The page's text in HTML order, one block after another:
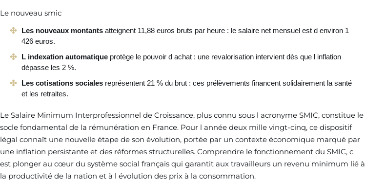
Le nouveau smic
Les nouveaux montants atteignent 11,88 euros bruts par heure : le salaire net mensuel est d environ 1
426 euros.
L indexation automatique protège le pouvoir d achat : une revalorisation intervient dès que l inflation
dépasse les 2 %.
Les cotisations sociales représentent 21 % du brut : ces prélèvements financent solidairement la santé
et les retraites.
Le Salaire Minimum Interprofessionnel de Croissance, plus connu sous l acronyme SMIC, constitue le
socle fondamental de la rémunération en France. Pour l année deux mille vingt-cinq, ce dispositif
légal connaît une nouvelle étape de son évolution, portée par un contexte économique marqué par
une inflation persistante et des réformes structurelles. Comprendre le fonctionnement du SMIC, c
est plonger au cœur du système social français qui garantit aux travailleurs un revenu minimum lié à
la productivité de la nation et à l évolution des prix à la consommation.